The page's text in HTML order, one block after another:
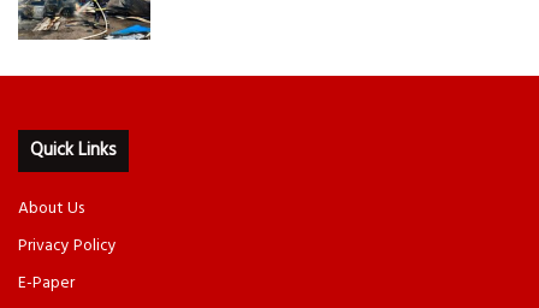
Quick Links
About Us
Privacy Policy
E-Paper